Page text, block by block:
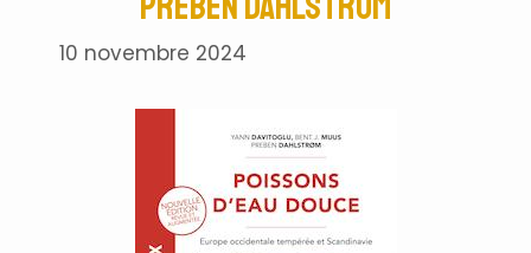
10 novembre 2024